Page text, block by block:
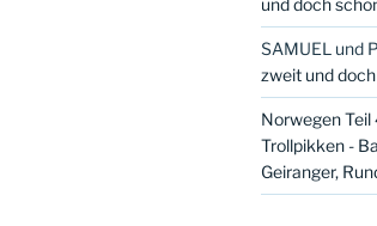
und doch
SAMUEL und
zweit und
Norwegen Teil
Trollpikken -
Geiranger,